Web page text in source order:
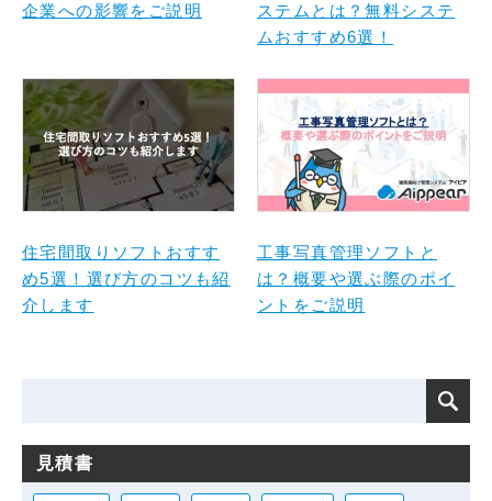
企業への影響をご説明
ステムとは？無料システ
ムおすすめ6選！
住宅間取りソフトおすす
め5選！選び方のコツも紹
介します
工事写真管理ソフトと
は？概要や選ぶ際のポイ
ントをご説明
見積書